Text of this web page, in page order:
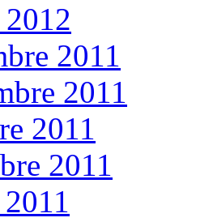
2011
2011
2011
2011